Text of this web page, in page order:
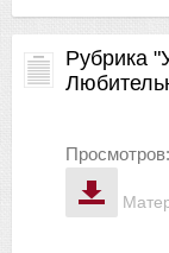
Рубрика
Просмотров: